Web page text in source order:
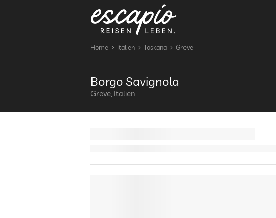
Home Italien Toskana Greve
Borgo Savignola
Greve, Italien